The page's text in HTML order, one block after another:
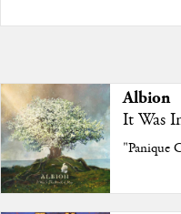
Albion
It Was
"Panique